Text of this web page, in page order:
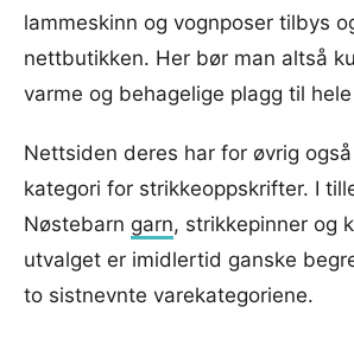
lammeskinn og vognposer tilbys
nettbutikken. Her bør man altså
varme og behagelige plagg til
Nettsiden deres har for øvrig
kategori for strikkeoppskrifter. I
Nøstebarn garn, strikkepinner og
utvalget er imidlertid ganske
to sistnevnte varekategoriene.